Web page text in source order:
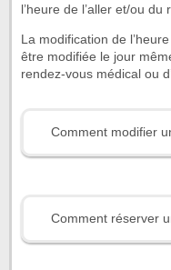
l’heure de l’aller et/ou du
La modification de
être modifiée le jour
rendez-vous médical ou
Comment modifier
Comment réserver